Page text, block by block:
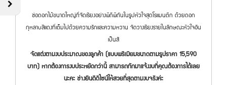
ช่อดอกไม้ขนาดใหญ่ที่จัดเรียงอย่างพิถีพิถันในรูปหัวใจสุดโรแมนติก ด้วยดอก
กุหลาบสีแดงที่เต็มไปด้วยความรักและความหวาน จัดวางเรียงรายในลักษณะหัวใจอัน
เป็นสั
จัดแต่งตามงบประมาณของลูกค้า (แบบพรีเมียมขนาดตามรูปราคา 15,590
บาท) หากต้องการงบประหยัดกว่านี้ สามารถทักมาแจ้งงบที่คุณต้องการได้เลย
นะคะ ช่างยินดีดีไซน์ให้สวยที่สุดตามงบจริงค่ะ